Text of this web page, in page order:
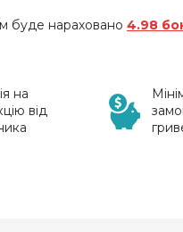
буде нараховано 4.98
на
від